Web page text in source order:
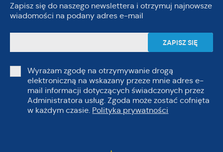
Zapisz się do naszego newslettera i otrzymuj najnowsze
wiadomości na podany adres e-mail
Wyrażam zgodę na otrzymywanie drogą
elektroniczną na wskazany przeze mnie adres e-
mail informacji dotyczących świadczonych przez
Administratora usług. Zgoda może zostać cofnięta
w każdym czasie. Polityka prywatności